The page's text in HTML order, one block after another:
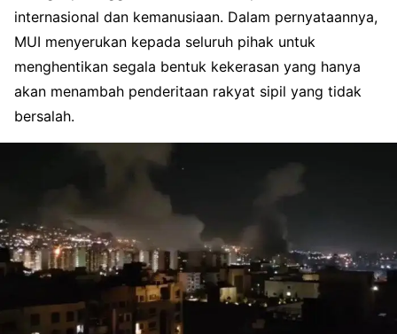
internasional dan kemanusiaan. Dalam pernyataannya,
MUI menyerukan kepada seluruh pihak untuk
menghentikan segala bentuk kekerasan yang hanya
akan menambah penderitaan rakyat sipil yang tidak
bersalah.